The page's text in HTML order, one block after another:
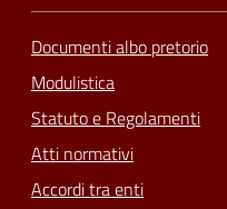
Documenti albo pretorio
Modulistica
Statuto e Regolamenti
Atti normativi
Accordi tra enti